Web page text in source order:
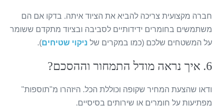
חברה מקצועית צריכה להביא את הציוד איתה. בדקו אם הם
משתמשים בחומרים ידידותיים לסביבה ובציוד מתקדם ששומר
על המשטחים שלכם (כמו במקרים שלניקוי שטיחים).
6. איך נראה מודל התמחור וההסכם?
ודאו שהצעת המחיר שקופה וכוללת הכל. היזהרו מ"תוספות"
מפתיעות על חומרים או שירותים בסיסיים.